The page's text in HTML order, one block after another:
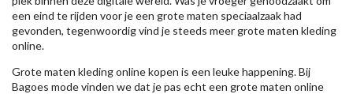
een eind te rijden voor je een grote maten speciaalzaak had
gevonden, tegenwoordig vind je steeds meer grote maten kleding
online.
Grote maten kleding online kopen is een leuke happening. Bij
Bagoes mode vinden we dat je pas echt een grote maten online